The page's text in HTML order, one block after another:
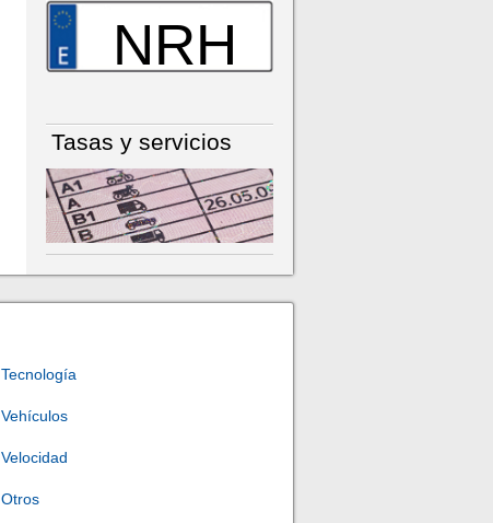
NRH
Tasas y servicios
Tecnología
Vehículos
Velocidad
Otros